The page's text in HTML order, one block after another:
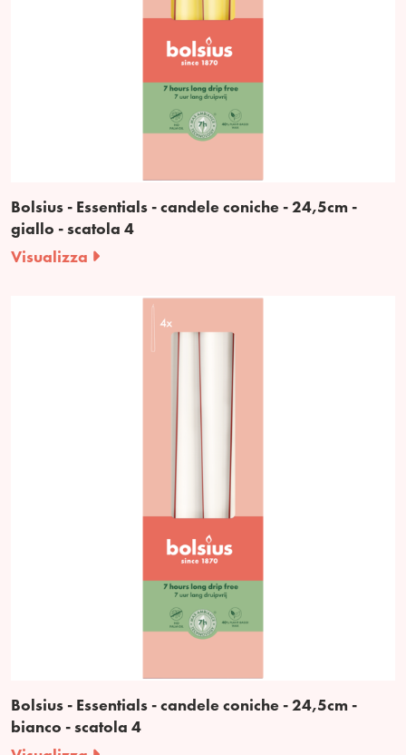
Bolsius - Essentials - candele coniche - 24,5cm -
giallo - scatola 4
Visualizza
Bolsius - Essentials - candele coniche - 24,5cm -
bianco - scatola 4